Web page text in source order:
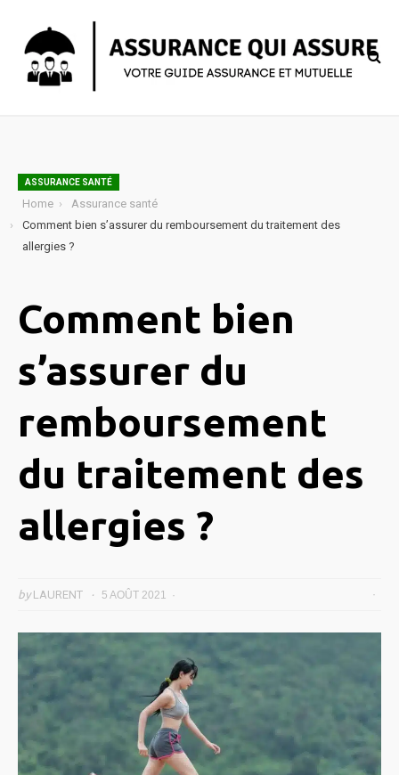
ASSURANCE SANTÉ
Home
Assurance santé
Comment bien s’assurer du remboursement du traitement des
allergies ?
Comment bien
s’assurer du
remboursement
du traitement des
allergies ?
byLAURENT 5 AOÛT 2021